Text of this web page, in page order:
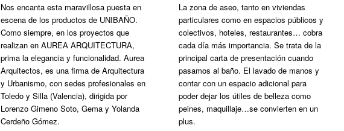
Nos encanta esta maravillosa puesta en
escena de los productos de UNIBAÑO.
Como siempre, en los proyectos que
realizan en AUREA ARQUITECTURA,
prima la elegancia y funcionalidad. Aurea
Arquitectos, es una firma de Arquitectura
y Urbanismo, con sedes profesionales en
Toledo y Silla (Valencia), dirigida por
Lorenzo Gimeno Soto, Gema y Yolanda
Cerdeño Gómez.
La zona de aseo, tanto en viviendas
particulares como en espacios públicos y
colectivos, hoteles, restaurantes… cobra
cada día más importancia. Se trata de la
principal carta de presentación cuando
pasamos al baño. El lavado de manos y
contar con un espacio adicional para
poder dejar los útiles de belleza como
peines, maquillaje…se convierten en un
plus.